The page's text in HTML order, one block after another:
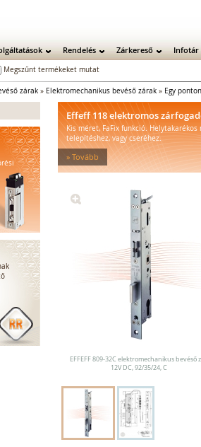
Rendelés Zárkereső Infotár
Megszűnt termékeket mutat
zárak » Elektromechanikus bevéső zárak » Egy
bevéső
zárak
zárak
Effeff 118 elektromos
Kis méret, FaFix funkció. Helytakarékos
telepítéshez, vagy cseréhez.
» Tovább
EFFEFF 809-32C elektromechanikus bevéső
12V DC, 92/35/24, C